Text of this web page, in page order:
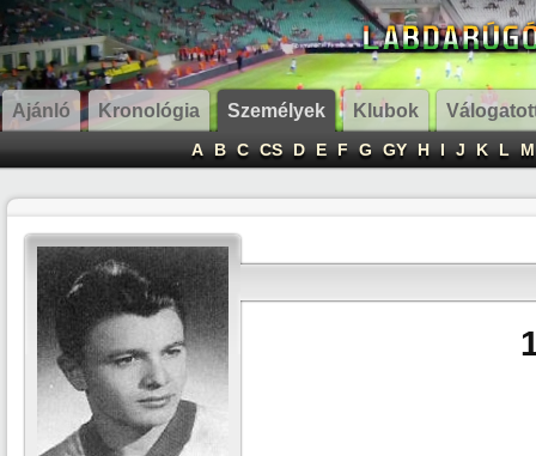
Ajánló Kronológia Személyek Klubok
A B C CS D E F G GY H I J K L M